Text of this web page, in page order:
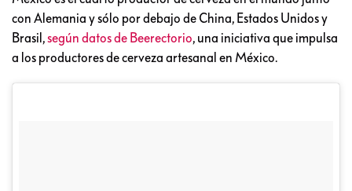
con Alemania y sólo por debajo de China, Estados Unidos y
Brasil,según datos de Beerectorio, una iniciativa que impulsa
a los productores de cerveza artesanal en México.